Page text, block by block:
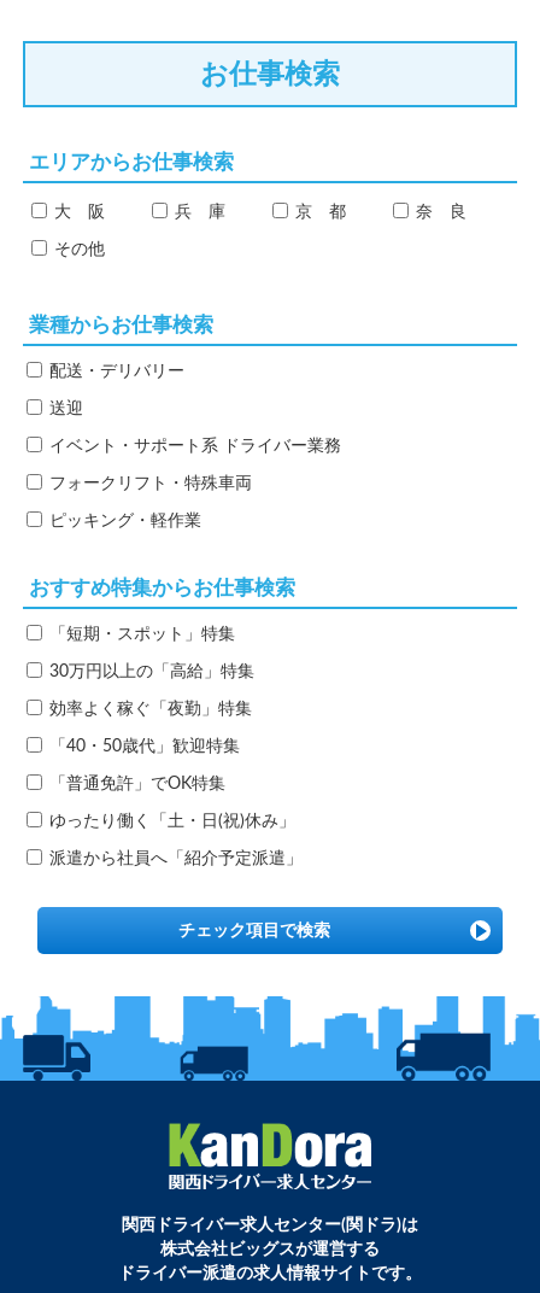
お仕事検索
エリアからお仕事検索
大 阪 兵 庫 京 都 奈 良
その他
業種からお仕事検索
配送・デリバリー
送迎
イベント・サポート系 ドライバー業務
フォークリフト・特殊車両
ピッキング・軽作業
おすすめ特集からお仕事検索
「短期・スポット」特集
30万円以上の「高給」特集
効率よく稼ぐ「夜勤」特集
「40・50歳代」歓迎特集
「普通免許」でOK特集
ゆったり働く「土・日(祝)休み」
派遣から社員へ「紹介予定派遣」
チェック項目で検索
関西ドライバー求人センター(関ドラ)は
株式会社ビッグスが運営する
ドライバー派遣の求人情報サイトです。